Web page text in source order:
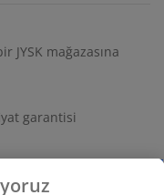
JYSK mağazasına
garantisi